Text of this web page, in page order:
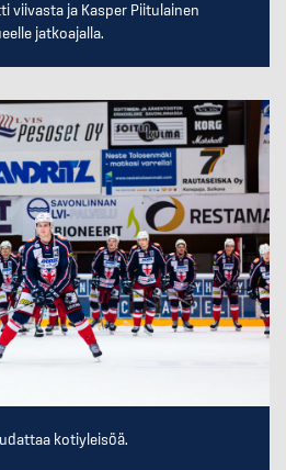
viivasta ja Kasper Piitulainen
jatkoajalla.
kotiyleisöä.